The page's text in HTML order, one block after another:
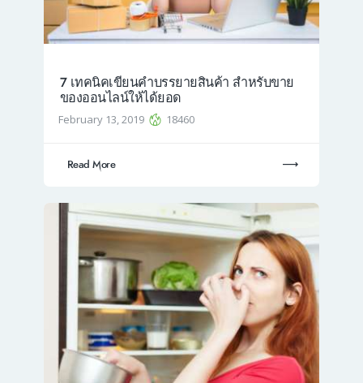
7 เทคนิคเขียนคำบรรยายสินค้า สำหรับขาย
ของออนไลน์ให้ได้ยอด
February 13, 2019 18460
Read More